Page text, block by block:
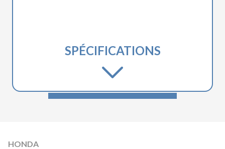
SPÉCIFICATIONS
HONDA